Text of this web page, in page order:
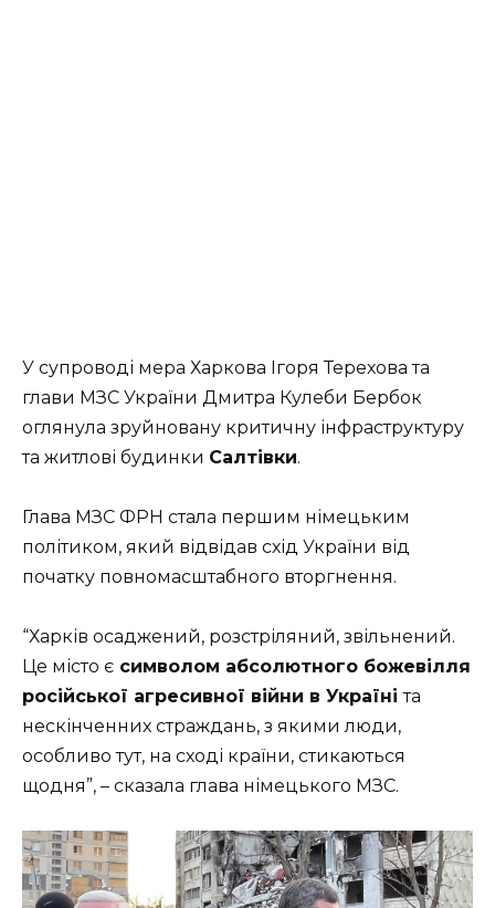
У супроводі мера Харкова Ігоря Терехова та
глави МЗС України Дмитра Кулеби Бербок
оглянула зруйновану критичну інфраструктуру
та житлові будинки Салтівки.
Глава МЗС ФРН стала першим німецьким
політиком, який відвідав схід України від
початку повномасштабного вторгнення.
“Харків осаджений, розстріляний, звільнений.
Це місто є символом абсолютного божевілля
російської агресивної війни в Україніта
нескінченних страждань, з якими люди,
особливо тут, на сході країни, стикаються
щодня”, – сказала глава німецького МЗС.